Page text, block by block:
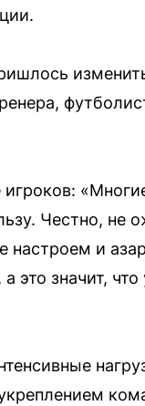
Честно, не
настроем и
это значит, что